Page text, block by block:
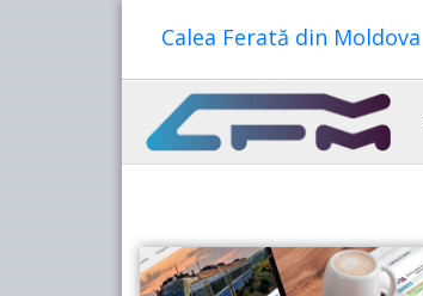
Calea Ferată din Moldova